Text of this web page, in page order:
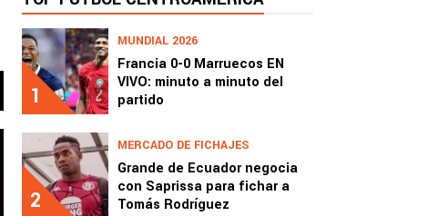
1
MUNDIAL 2026
Francia 0-0 Marruecos EN
VIVO: minuto a minuto del
partido
2
MERCADO DE FICHAJES
Grande de Ecuador negocia
con Saprissa para fichar a
Tomás Rodríguez